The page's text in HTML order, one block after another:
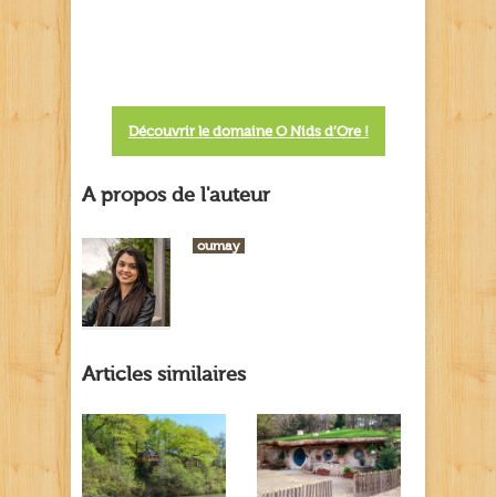
Découvrir le domaine O Nids d’Ore !
A propos de l'auteur
oumay
Articles similaires